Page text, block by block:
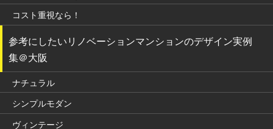
コスト重視なら！
参考にしたいリノベーションマンションのデザイン実例
集＠大阪
ナチュラル
シンプルモダン
ヴィンテージ